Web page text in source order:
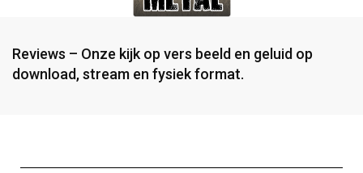
Reviews – Onze kijk op vers beeld en geluid op
download, stream en fysiek format.